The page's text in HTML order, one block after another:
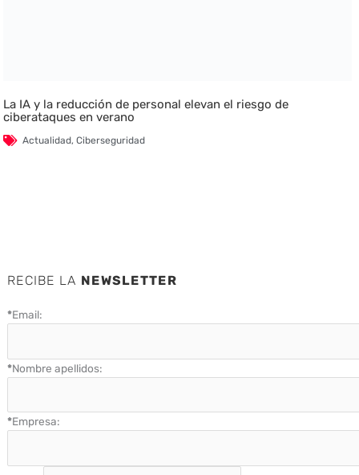
La IA y la reducción de personal elevan el riesgo de
ciberataques en verano
Actualidad,Ciberseguridad
RECIBE LA NEWSLETTER
*Email:
*Nombre apellidos:
*Empresa: